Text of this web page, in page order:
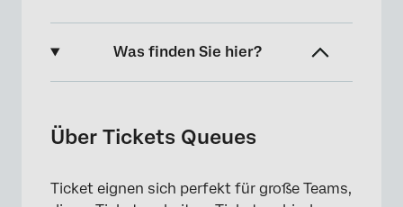
Was finden Sie hier?
Ticket
Bedingungen
Über Tickets Queues
Ticket eignen sich perfekt für große Teams,